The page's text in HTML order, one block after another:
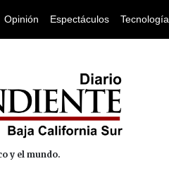
Opinión Espectáculos Tecnología
y el mundo.